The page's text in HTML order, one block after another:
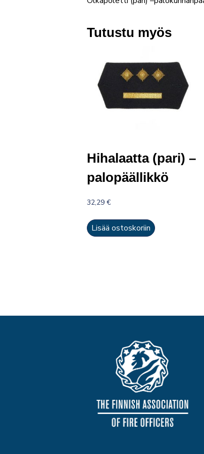
Tutustu myös
Hihalaatta (pari) –
palopäällikkö
32,29 €
Lisää ostoskoriin